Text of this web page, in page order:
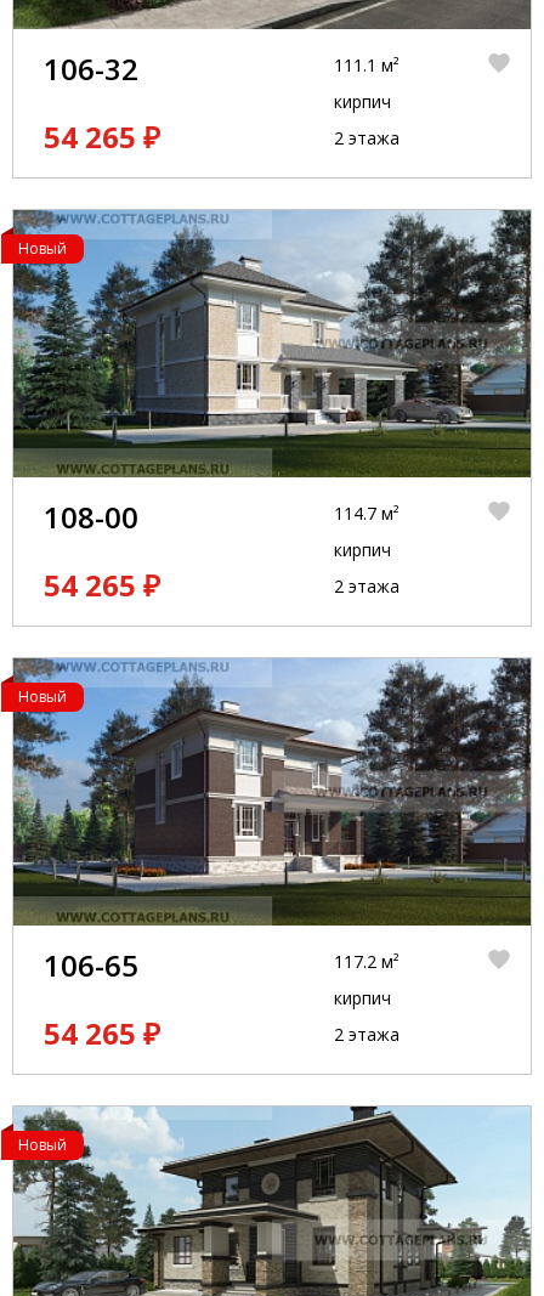
106-32
54 265 ₽
111.1 м²
кирпич
2 этажа
Новый
108-00
54 265 ₽
114.7 м²
кирпич
2 этажа
Новый
106-65
54 265 ₽
117.2 м²
кирпич
2 этажа
Новый